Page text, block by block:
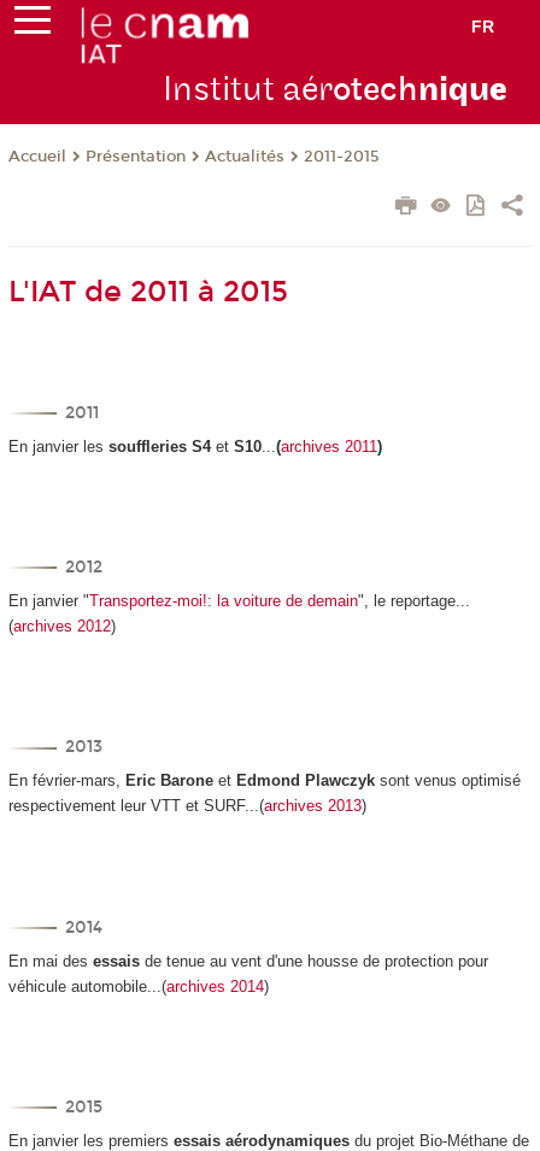
FR
Institut aérotechnique
Accueil Présentation Actualités 2011-2015
L'IAT de 2011 à 2015
2011
En janvier les souffleries S4et S10... (archives 2011)
2012
En janvier "Transportez-moi!: la voiture de demain", le reportage...
(archives 2012)
2013
En février-mars, Eric Baroneet Edmond Plawczyksont venus optimisé
respectivement leur VTT et SURF...(archives 2013)
2014
En mai des essaisde tenue au vent d'une housse de protection pour
véhicule automobile...(archives 2014)
2015
En janvier les premiers essais aérodynamiquesdu projet Bio-Méthane de